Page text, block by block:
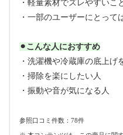
・軽量素材でズレやすいこ
・一部のユーザーにとって
⚫︎こんな人におすすめ
・洗濯機や冷蔵庫の底上げ
・掃除を楽にしたい人
・振動や音が気になる人
参照口コミ件数：78件